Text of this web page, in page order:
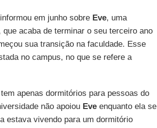
em junho sobre Eve, uma
que acaba de terminar o seu terceiro ano
sua transição na faculdade. Esse
no campus, no que se refere a
apenas dormitórios para pessoas do
não apoiou Eveenquanto ela se
estava vivendo para um dormitório